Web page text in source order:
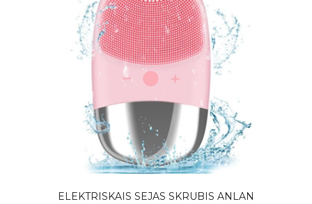
ELEKTRISKAIS SEJAS SKRUBIS ANLAN